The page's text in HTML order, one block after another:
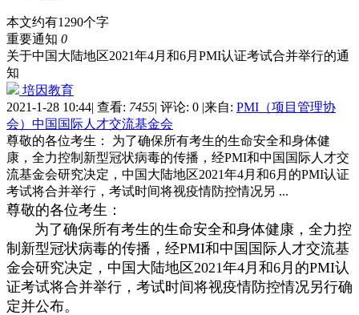
本文约有1290个字
重要通知 0
关于中国大陆地区2021年4月和6月PMI认证考试合并举行的通
知
培因教育
2021-1-28 10:44| 查看: 7455| 评论: 0 |来自: PMI（项目管理协
会）中国国际人才交流基金会
尊敬的各位考生： 为了确保所有考生的生命安全和身体健
康，全力控制新型冠状病毒的传播，经PMI和中国国际人才交
流基金会研究决定，中国大陆地区2021年4月和6月的PMI认证
考试将合并举行，考试时间将视疫情防控情况另 ...
尊敬的各位考生：
为了确保所有考生的生命安全和身体健康，全力控
制新型冠状病毒的传播，经PMI和中国国际人才交流基
金会研究决定，中国大陆地区2021年4月和6月的PMI认
证考试将合并举行，考试时间将视疫情防控情况另行确
定并公布。